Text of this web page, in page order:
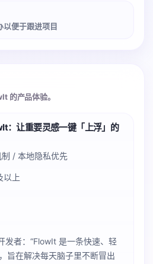
以便于跟进项目
的产品体验。
：让重要灵感一键「上浮」的
/ 本地隐私优先
以上
发者：“FlowIt 是一条快速、轻
旨在解决每天脑子里不断冒出